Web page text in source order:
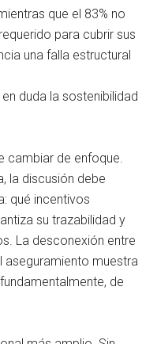
que el 83% no
para cubrir sus
una falla estructural
duda la sostenibilidad
cambiar de enfoque.
la discusión debe
qué incentivos
su trazabilidad y
La desconexión entre
aseguramiento muestra
de